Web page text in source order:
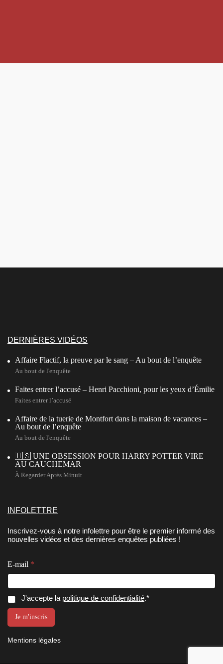
DERNIÈRES VIDÉOS
Affaire Flactif, la preuve par le sang – Au bout de l’enquête
Au bout de l'enquête
Faites entrer l’accusé – Henri Pacchioni, pour les yeux d’Émilie
Faites entrer l’accusé
Affaire de la tuerie de Montfort dans la maison de vacances –
Au bout de l’enquête
Au bout de l'enquête
🇺🇸 UNE OBSESSION POUR HARRY POTTER VIRE
AU CAUCHEMAR
À Regarder Après Minuit
INFOLETTRE
Inscrivez-vous à notre infolettre pour être le premier informé des
nouvelles vidéos et des dernières enquêtes publiées !
E
-
a
i
l
*
E-mail *
E
-
i
l
C
C
o
s
e
n
J'accepte la politique de confidentialité.*
Je m'inscris
Mentions légales